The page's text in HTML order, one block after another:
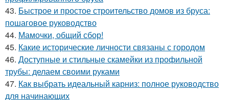
43. Быстрое и простое строительство домов из бруса:
пошаговое руководство
44. Мамочки, общий сбор!
45. Какие исторические личности связаны с городом
46. Доступные и стильные скамейки из профильной
трубы: делаем своими руками
47. Как выбрать идеальный карниз: полное руководство
для начинающих